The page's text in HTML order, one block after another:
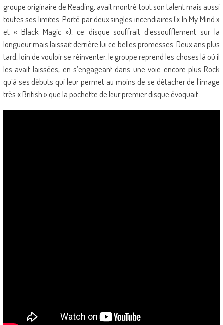
groupe originaire de Reading, avait montré tout son talent mais aussi
toutes ses limites. Porté par deux singles incendiaires (« In My Mind »
et « Black Magic »), ce disque souffrait d’essoufflement sur la
longueur mais laissait derrière lui de belles promesses. Deux ans plus
tard, loin de vouloir se réinventer, le groupe reprend les choses là où il
les avait laissées, en s’engageant dans une voie encore plus Rock
qu’à ses débuts qui leur permet au moins de se détacher de l’image
très « British » que la pochette de leur premier disque évoquait.